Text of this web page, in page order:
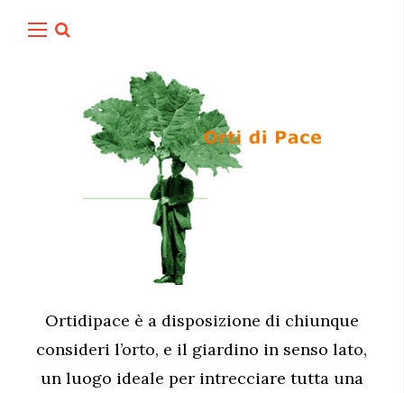
Ortidipace è a disposizione di chiunque
consideri l’orto, e il giardino in senso lato,
un luogo ideale per intrecciare tutta una